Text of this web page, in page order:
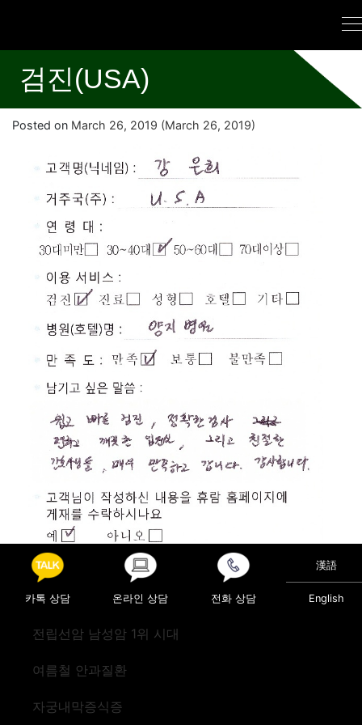
검진(USA)
Posted on March 26, 2019 (March 26, 2019)
Post navigation
카톡 상담 온라인 상담 전화 상담
漢語
English
전립선암 남성암 1위 시대
여름철 안과질환
자궁내막증식증